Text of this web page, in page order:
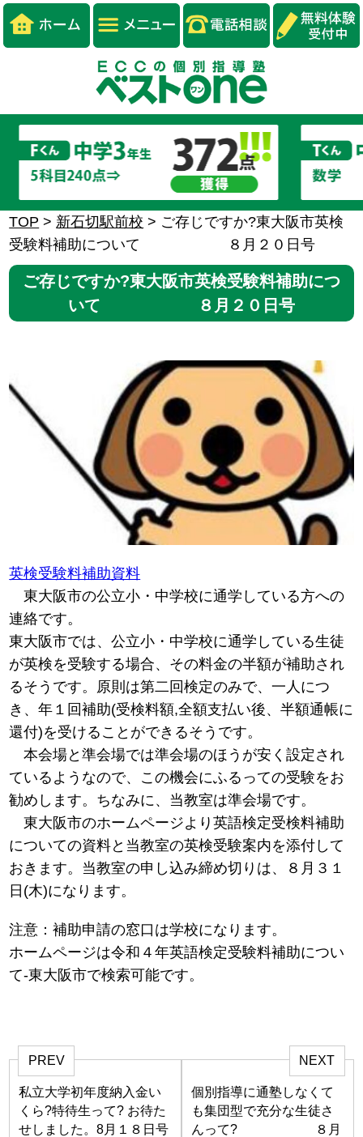
TOP > 新石切駅前校 > ご存じですか?東大阪市英検
受験料補助について ８月２０日号
ご存じですか?東大阪市英検受験料補助につ
いて ８月２０日号
英検受験料補助資料
東大阪市の公立小・中学校に通学している方への
連絡です。
東大阪市では、公立小・中学校に通学している生徒
が英検を受験する場合、その料金の半額が補助され
るそうです。原則は第二回検定のみで、一人につ
き、年１回補助(受検料額,全額支払い後、半額通帳に
還付)を受けることができるそうです。
本会場と準会場では準会場のほうが安く設定され
ているようなので、この機会にふるっての受験をお
勧めします。ちなみに、当教室は準会場です。
東大阪市のホームページより英語検定受検料補助
についての資料と当教室の英検受験案内を添付して
おきます。当教室の申し込み締め切りは、８月３１
日(木)になります。
注意：補助申請の窓口は学校になります。
ホームページは令和４年英語検定受験料補助につい
て-東大阪市で検索可能です。
PREV
私立大学初年度納入金い
くら?特待生って? お待た
せしました。8月１８日号
NEXT
個別指導に通塾しなくて
も集団型で充分な生徒さ
んって? ８月